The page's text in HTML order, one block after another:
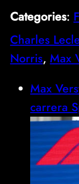
Categories:
Charles
Norris, Max
Max
carrera